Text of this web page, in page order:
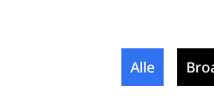
Alle